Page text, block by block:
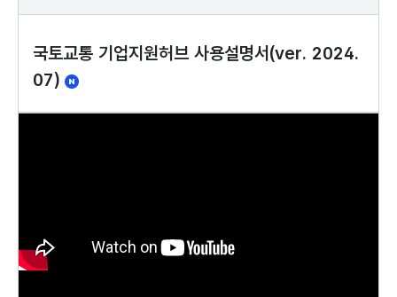
국토교통 기업지원허브 사용설명서(ver. 2024.
07)